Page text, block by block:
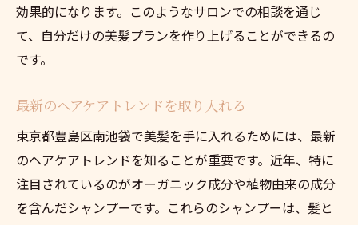
効果的になります。このようなサロンでの相談を通じ
て、自分だけの美髪プランを作り上げることができるの
です。
最新のヘアケアトレンドを取り入れる
東京都豊島区南池袋で美髪を手に入れるためには、最新
のヘアケアトレンドを知ることが重要です。近年、特に
注目されているのがオーガニック成分や植物由来の成分
を含んだシャンプーです。これらのシャンプーは、髪と